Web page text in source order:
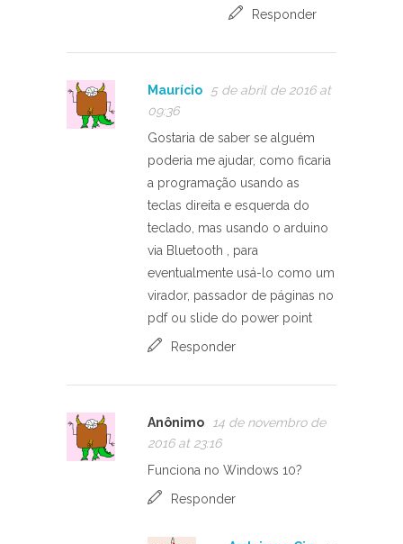
Responder
Maurício
5 de abril de 2016 at
09:36
Gostaria de saber se alguém
poderia me ajudar, como ficaria
a programação usando as
teclas direita e esquerda do
teclado, mas usando o arduino
via Bluetooth , para
eventualmente usá-lo como um
virador, passador de páginas no
pdf ou slide do power point
Responder
Anônimo
14 de novembro de
2016 at 23:16
Funciona no Windows 10?
Responder